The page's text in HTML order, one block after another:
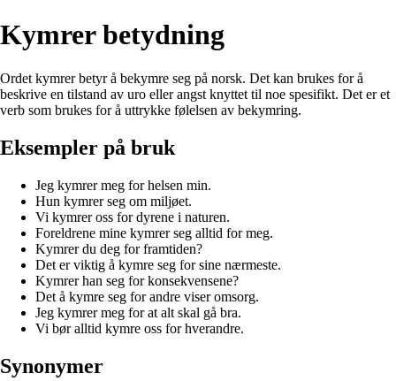
Kymrer betydning
Ordet kymrer betyr å bekymre seg på norsk. Det kan brukes for å
beskrive en tilstand av uro eller angst knyttet til noe spesifikt. Det er et
verb som brukes for å uttrykke følelsen av bekymring.
Eksempler på bruk
Jeg kymrer meg for helsen min.
Hun kymrer seg om miljøet.
Vi kymrer oss for dyrene i naturen.
Foreldrene mine kymrer seg alltid for meg.
Kymrer du deg for framtiden?
Det er viktig å kymre seg for sine nærmeste.
Kymrer han seg for konsekvensene?
Det å kymre seg for andre viser omsorg.
Jeg kymrer meg for at alt skal gå bra.
Vi bør alltid kymre oss for hverandre.
Synonymer